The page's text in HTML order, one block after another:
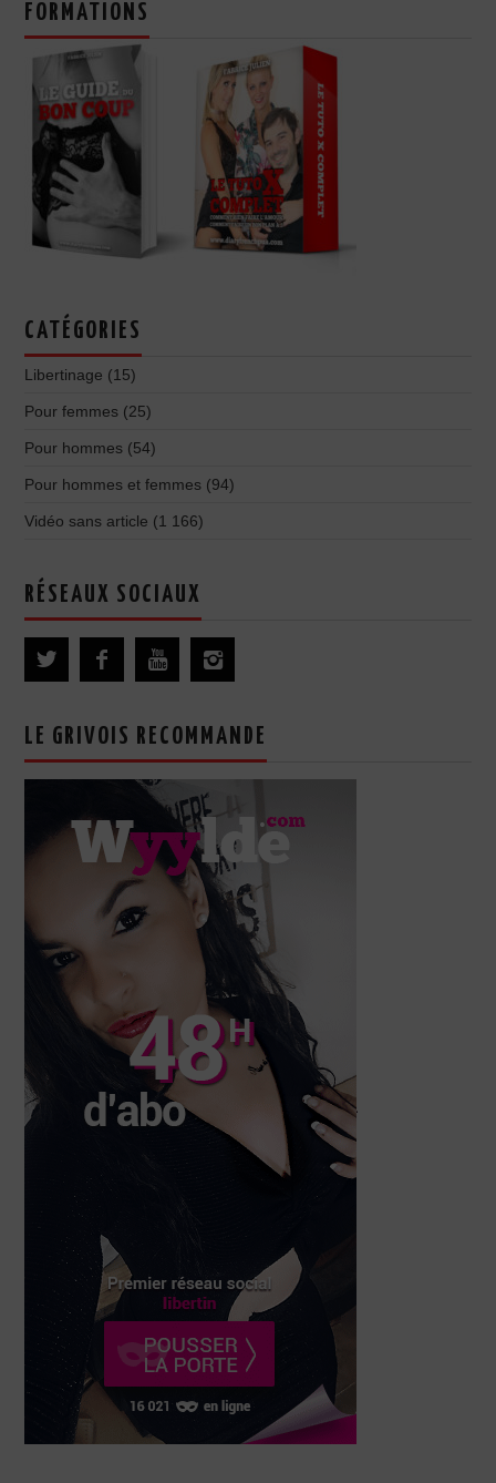
FORMATIONS
CATÉGORIES
Libertinage (15)
Pour femmes (25)
Pour hommes (54)
Pour hommes et femmes (94)
Vidéo sans article (1 166)
RÉSEAUX SOCIAUX
LE GRIVOIS RECOMMANDE